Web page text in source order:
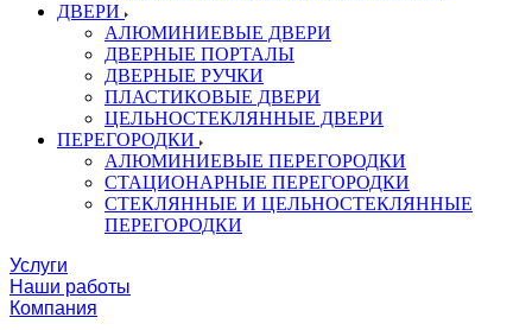
ДВЕРИ
АЛЮМИНИЕВЫЕ ДВЕРИ
ДВЕРНЫЕ ПОРТАЛЫ
ДВЕРНЫЕ РУЧКИ
ПЛАСТИКОВЫЕ ДВЕРИ
ЦЕЛЬНОСТЕКЛЯННЫЕ ДВЕРИ
ПЕРЕГОРОДКИ
АЛЮМИНИЕВЫЕ ПЕРЕГОРОДКИ
СТАЦИОНАРНЫЕ ПЕРЕГОРОДКИ
СТЕКЛЯННЫЕ И ЦЕЛЬНОСТЕКЛЯННЫЕ
ПЕРЕГОРОДКИ
Услуги
Наши работы
Компания